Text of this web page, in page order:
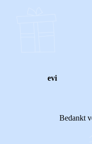
evi
Bedankt